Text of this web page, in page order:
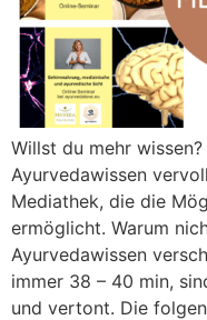
Willst du mehr
Ayurvedawissen
Mediathek, die die
ermöglicht. Warum
Ayurvedawissen
immer 38 – 40 min,
und vertont. Die